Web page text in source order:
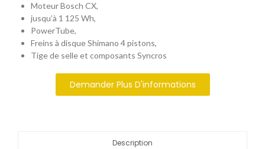
Moteur Bosch CX,
jusqu’à 1 125 Wh,
PowerTube,
Freins à disque Shimano 4 pistons,
Tige de selle et composants Syncros
Demander Plus D'informations
Description